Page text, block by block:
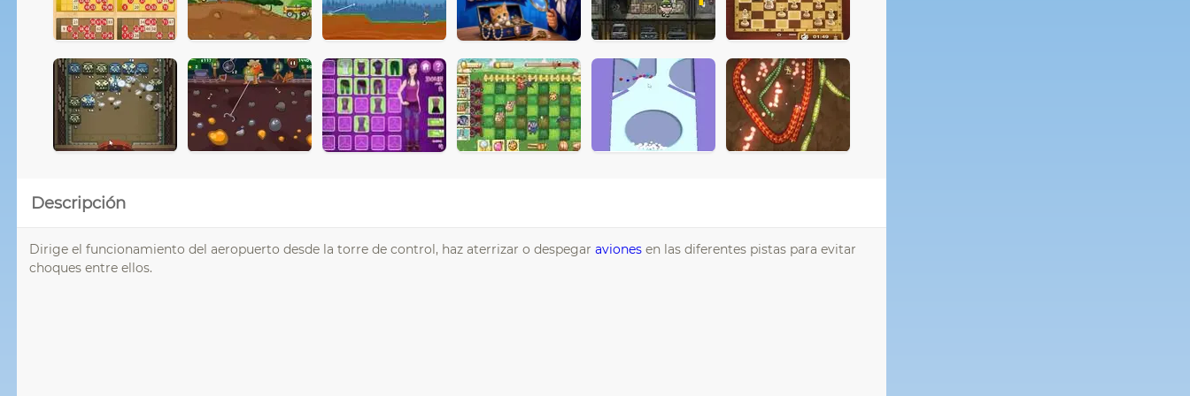
Descripción
Dirige el funcionamiento del aeropuerto desde la torre de control, haz aterrizar o despegar aviones en las diferentes pistas para evitar
choques entre ellos.